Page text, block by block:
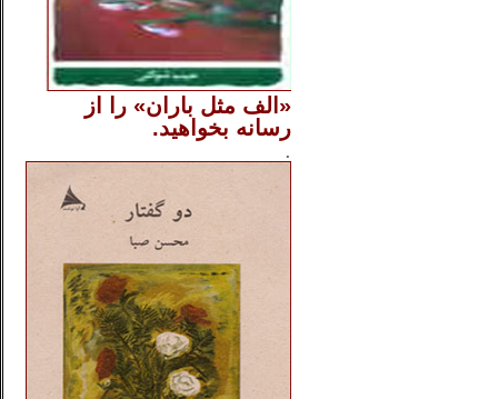
«الف مثل باران» را از
رسانه بخواهید.
.